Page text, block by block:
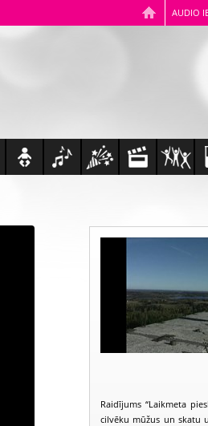
AUDIO
Raidījums “Laikmeta
cilvēku mūžus un skatu